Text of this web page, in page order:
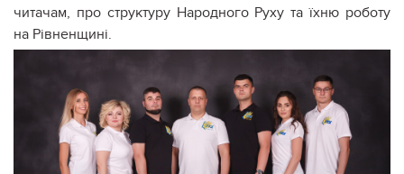
читачам, про структуру Народного Руху та їхню роботу
на Рівненщині.